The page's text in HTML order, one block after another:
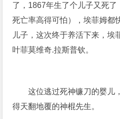
了，1867年生了个儿子又死
死亡率高得可怕），埃菲姆都
儿子，这次终于养活下来，埃
叶菲莫维奇.拉斯普钦。
这位逃过死神镰刀的婴儿
得天翻地覆的神棍先生。